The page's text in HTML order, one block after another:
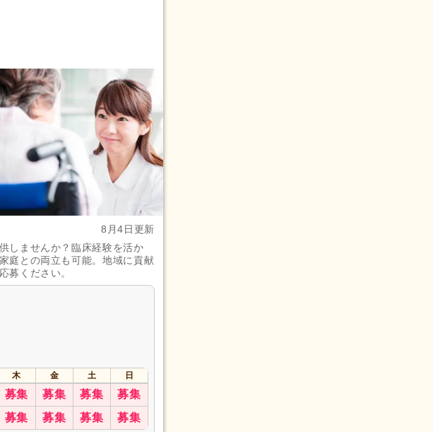
通勤手当(19)
夜勤手当(1)
再雇用制度あり(9)
自転車通勤可 (15)
8月4日更新
しませんか？臨床経験を活か
庭との両立も可能。地域に貢献
募ください。
木 金 土 日
募集 募集 募集 募集
募集 募集 募集 募集